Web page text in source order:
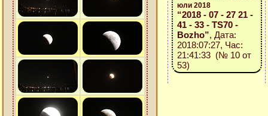
юли 2018
“2018 - 07 - 27 21 -
41 - 33 - TS70 -
Bozho”, Дата:
2018:07:27, Час:
21:41:33 (№ 10 от
53)